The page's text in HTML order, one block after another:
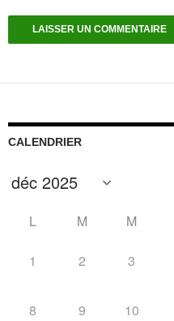
CALENDRIER
L M M
1 2 3
8 9 10